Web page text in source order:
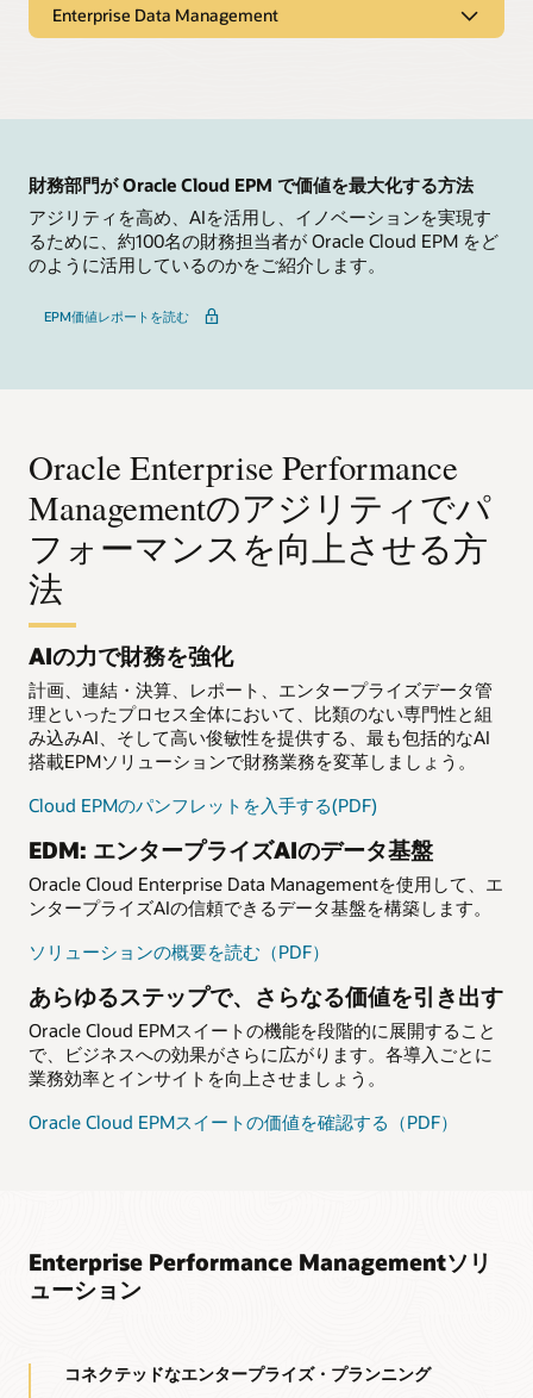
す。
アプリケーションの作成
Freeform製品の詳細を見る
Enterprise Data Management
エンタープライズ・データ・ガバナンス、変更データの可視
Enterprise Data Management製品の詳細
財務部門が Oracle Cloud EPM で価値を最大化する方法
アジリティを高め、AIを活用し、イノベーションを実現す
るために、約100名の財務担当者が Oracle Cloud EPM をど
のように活用しているのかをご紹介します。
EPM価値レポートを読む
Oracle Enterprise Performance
Managementのアジリティでパ
フォーマンスを向上させる方
法
AIの力で財務を強化
計画、連結・決算、レポート、エンタープライズデータ管
理といったプロセス全体において、比類のない専門性と組
み込みAI、そして高い俊敏性を提供する、最も包括的なAI
搭載EPMソリューションで財務業務を変革しましょう。
Cloud EPMのパンフレットを入手する(PDF)
EDM: エンタープライズAIのデータ基盤
Oracle Cloud Enterprise Data Managementを使用して、エ
ンタープライズAIの信頼できるデータ基盤を構築します。
ソリューションの概要を読む（PDF）
あらゆるステップで、さらなる価値を引き出す
Oracle Cloud EPMスイートの機能を段階的に展開すること
で、ビジネスへの効果がさらに広がります。各導入ごとに
業務効率とインサイトを向上させましょう。
Oracle Cloud EPMスイートの価値を確認する（PDF）
Enterprise Performance Managementソリ
ューション
コネクテッドなエンタープライズ・プランニング